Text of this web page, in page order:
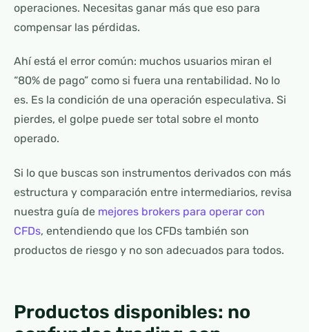
operaciones. Necesitas ganar más que eso para
compensar las pérdidas.
Ahí está el error común: muchos usuarios miran el
“80% de pago” como si fuera una rentabilidad. No lo
es. Es la condición de una operación especulativa. Si
pierdes, el golpe puede ser total sobre el monto
operado.
Si lo que buscas son instrumentos derivados con más
estructura y comparación entre intermediarios, revisa
nuestra guía de mejores brokers para operar con
CFDs, entendiendo que los CFDs también son
productos de riesgo y no son adecuados para todos.
Productos disponibles: no